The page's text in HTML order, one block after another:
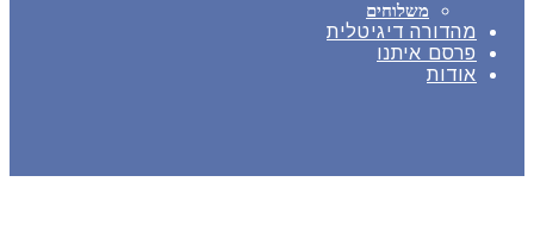
משלוחים
מהדורה דיגיטלית
פרסם איתנו
אודות